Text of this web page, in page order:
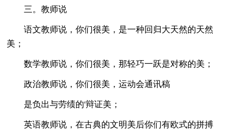
三。教师说
语文教师说，你们很美，是一种回归大天然的天然
美；
数学教师说，你们很美，那轻巧一跃是对称的美；
政治教师说，你们很美，运动会通讯稿
是负出与劳绩的'辩证美；
英语教师说，在古典的文明美后你们有欧式的拼搏